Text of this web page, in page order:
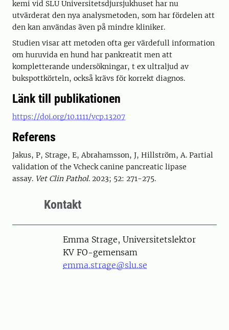
kemi vid SLU Universitetsdjursjukhuset har nu
utvärderat den nya analysmetoden, som har fördelen att
den kan användas även på mindre kliniker.
Studien visar att metoden ofta ger värdefull information
om huruvida en hund har pankreatit men att
kompletterande undersökningar, t ex ultraljud av
bukspottkörteln, också krävs för korrekt diagnos.
Länk till publikationen
https://doi.org/10.1111/vcp.13207
Referens
Jakus, P, Strage, E,Abrahamsson, J, Hillström, A. Partial
validation of the Vcheck canine pancreatic lipase
assay. Vet Clin Pathol. 2023; 52: 271-275.
Kontakt
PersonEmma Strage, Universitetslektor
KV FO-gemensam
emma.strage@slu.se